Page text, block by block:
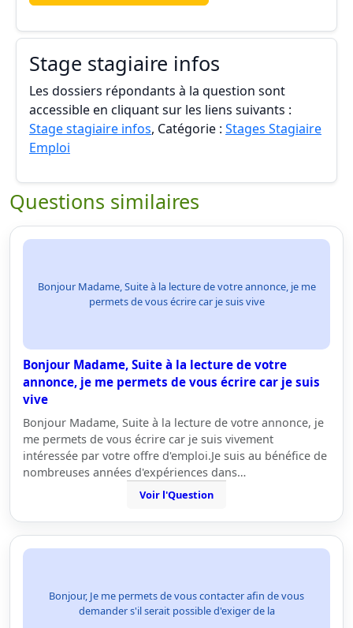
Stage stagiaire infos
Les dossiers répondants à la question sont
accessible en cliquant sur les liens suivants :
Stage stagiaire infos, Catégorie : Stages Stagiaire
Emploi
Questions similaires
Bonjour Madame, Suite à la lecture de votre annonce, je me
permets de vous écrire car je suis vive
Bonjour Madame, Suite à la lecture de votre
annonce, je me permets de vous écrire car je suis
vive
Bonjour Madame, Suite à la lecture de votre annonce, je
me permets de vous écrire car je suis vivement
intéressée par votre offre d'emploi.Je suis au bénéfice de
nombreuses années d'expériences dans…
Voir l'Question
Bonjour, Je me permets de vous contacter afin de vous
demander s'il serait possible d'exiger de la